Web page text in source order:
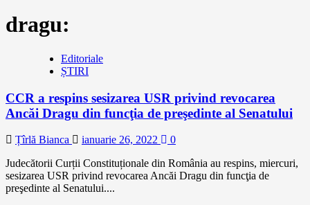
dragu:
Editoriale
ȘTIRI
CCR a respins sesizarea USR privind revocarea
Ancăi Dragu din funcţia de preşedinte al Senatului
Țîrlă Bianca ianuarie 26, 2022
0
Judecătorii Curții Constituționale din România au respins, miercuri,
sesizarea USR privind revocarea Ancăi Dragu din funcţia de
preşedinte al Senatului....